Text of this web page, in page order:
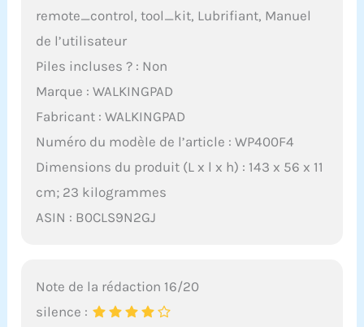
remote_control, tool_kit, Lubrifiant, Manuel
de l’utilisateur
Piles incluses ? : Non
Marque : WALKINGPAD
Fabricant : WALKINGPAD
Numéro du modèle de l’article : WP400F4
Dimensions du produit (L x l x h) : 143 x 56 x 11
cm; 23 kilogrammes
ASIN : B0CLS9N2GJ
Note de la rédaction 16/20
silence :